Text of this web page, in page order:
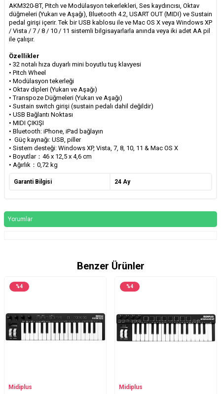
AKM320-BT, Pitch ve Modülasyon tekerlekleri, Ses kaydırıcısı, Oktav
düğmeleri (Yukarı ve Aşağı), Bluetooth 4.2, USART OUT (MIDI) ve Sustain
pedal girişi içerir. Tek bir USB kablosu ile ve Mac OS X veya Windows XP
/ Vista / 7 / 8 / 10 / 11 sistemli bilgisayarlarla anında veya iki adet AA pil
ile çalışır.
Özellikler
• 32 notalı hıza duyarlı mini boyutlu tuş klavyesi
• Pitch Wheel
• Modülasyon tekerleği
• Oktav dipleri (Yukarı ve Aşağı)
• Transpoze Düğmeleri (Yukarı ve Aşağı)
• Sustain switch girişi (sustain pedalı dahil değildir)
• USB Bağlantı Noktası
• MIDI ÇIKIŞI
• Bluetooth: iPhone, iPad bağlayın
• Güç kaynağı: USB, piller
• Sistem desteği: Windows XP, Vista, 7, 8, 10, 11 & Mac OS X
• Boyutlar：46 x 12,5 x 4,6 cm
• Ağırlık：0,72 kg
Garanti Bilgisi 24 Ay
Yorumlar
Benzer Ürünler
%4
Midiplus
%4
Midiplus